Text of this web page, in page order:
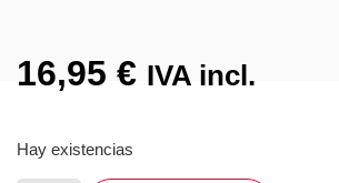
16,95 € IVA incl.
Hay existencias